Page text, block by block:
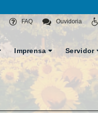
Ouvidoria
FAQ
Imprensa Servidor